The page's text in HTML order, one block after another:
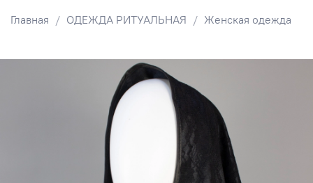
Главная ОДЕЖДА РИТУАЛЬНАЯ Женская одежда